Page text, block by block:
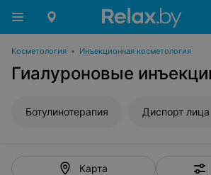
Косметология • Инъекционная косметология
Гиалуроновые
Ботулинотерапия Диспорт лица
Карта